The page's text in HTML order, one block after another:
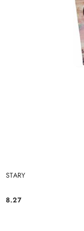
STARY
Cena:
8.27